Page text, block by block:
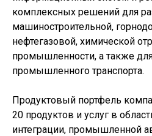
комплексных решений для
машиностроительной,
нефтегазовой, химической
промышленности, а также
промышленного транспорта.
Продуктовый портфель
20 продуктов и услуг в
интеграции, промышленной